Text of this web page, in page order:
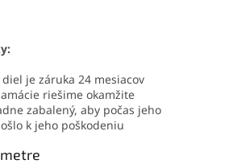
je záruka 24 mesiacov
riešime okamžite
zabalený, aby počas jeho
k jeho poškodeniu